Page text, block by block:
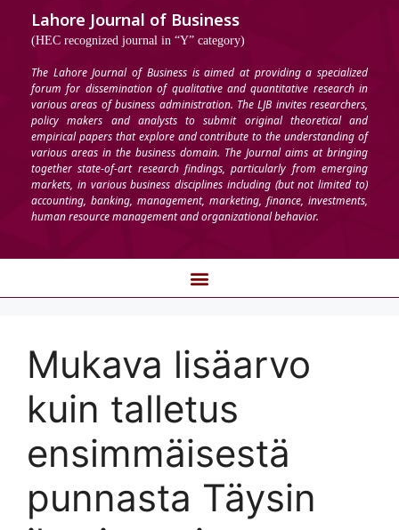
Lahore Journal of Business
(HEC recognized journal in “Y” category)
The Lahore Journal of Business is aimed at providing a specialized
forum for dissemination of qualitative and quantitative research in
various areas of business administration. The LJB invites researchers,
policy makers and analysts to submit original theoretical and
empirical papers that explore and contribute to the understanding of
various areas in the business domain. The Journal aims at bringing
together state-of-art research findings, particularly from emerging
markets, in various business disciplines including (but not limited to)
accounting, banking, management, marketing, finance, investments,
human resource management and organizational behavior.
Mukava lisäarvo
kuin talletus
ensimmäisestä
punnasta Täysin